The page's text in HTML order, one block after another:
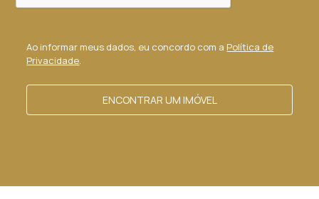
Ao informar meus dados, eu concordo com a Política de
Privacidade.
ENCONTRAR UM IMÓVEL